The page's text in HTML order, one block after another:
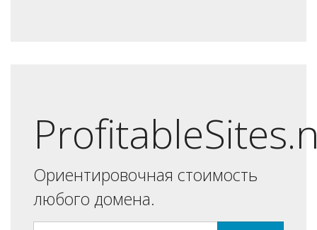
Ориентировочная стоимость
любого домена.